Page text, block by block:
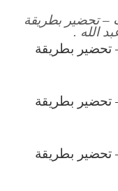
5 مقررات – تحضير بطريقة
الله .
5 مقررات – تحضير بطريقة
5 مقررات – تحضير بطريقة
5 مقررات – تحضير بطريقة